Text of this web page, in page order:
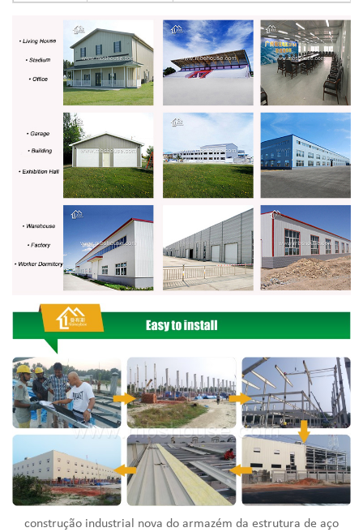
construção industrial nova do armazém da estrutura de aço